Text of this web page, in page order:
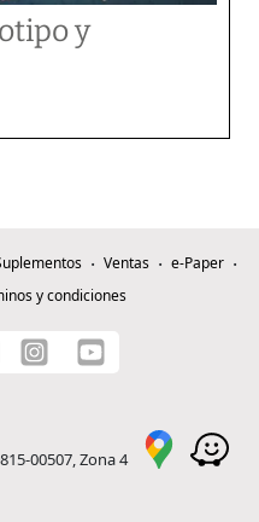
y
Ventas
e-Paper
y condiciones
00507, Zona 4